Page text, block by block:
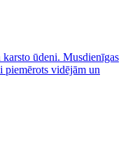
ūdeni. Musdienīgas
piemērots vidējām un